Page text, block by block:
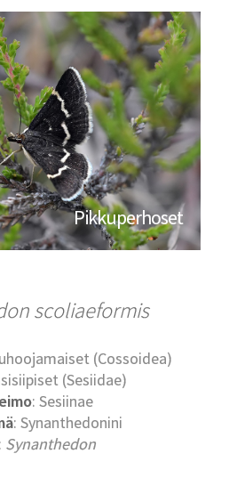
Pikkuperhoset
scoliaeformis
(Cossoidea)
(Sesiidae)
: Sesiinae
: Synanthedonini
Synanthedon